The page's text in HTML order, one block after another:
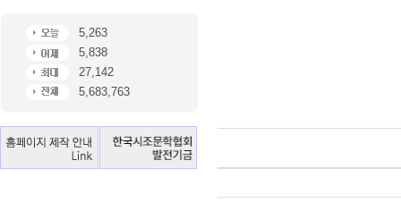
5,263
5,838
27,142
5,683,763